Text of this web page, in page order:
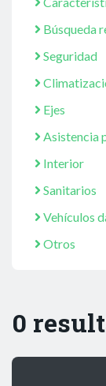
Búsqueda
Seguridad
Ejes
Asistencia
Interior
Sanitarios
Vehículos
Otros
0